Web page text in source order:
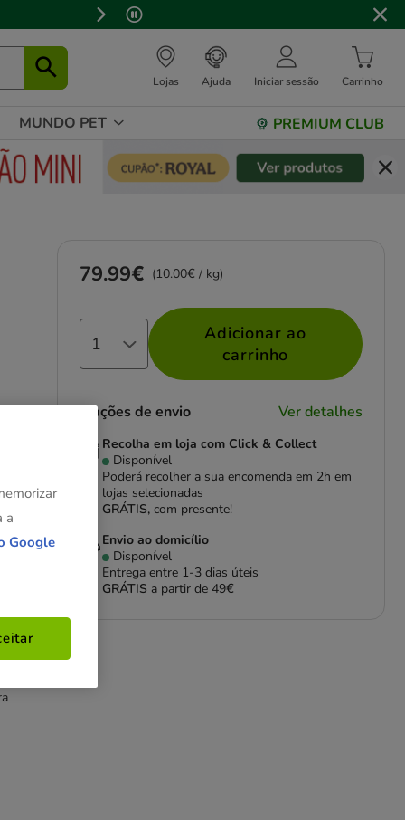
Lojas Ajuda Iniciar sessão Carrinho
MUNDO PET PREMIUM CLUB
Preço 79.99€, 10.00 EUR por kg
79.99€ (10.00€ / kg)
Adicionar ao
carrinho
Opções de envio Ver detalhes
Recolha em loja com Click & Collect
Disponível
Poderá recolher a sua encomenda em 2h em
lojas selecionadas
GRÁTIS,com presente!
Envio ao domicílio
Disponível
Entrega entre 1-3 dias úteis
GRÁTIS a partir de 49€
a
Google